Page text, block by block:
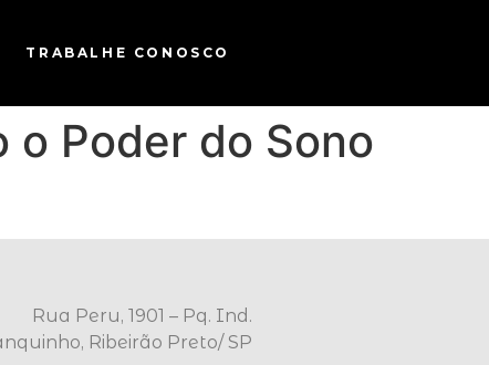
TRABALHE CONOSCO
o Poder do Sono
Rua Peru, 1901 – Pq. Ind.
Ribeirão Preto/ SP